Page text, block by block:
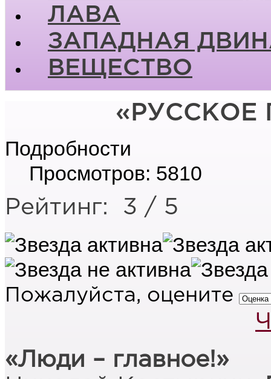
ЛАВА
ЗАПАДНАЯ
ВЕЩЕСТВО
«РУССКОЕ
Подробности
Просмотров: 5810
Рейтинг: 3 / 5
Пожалуйста, оцените
«Люди – главное!»